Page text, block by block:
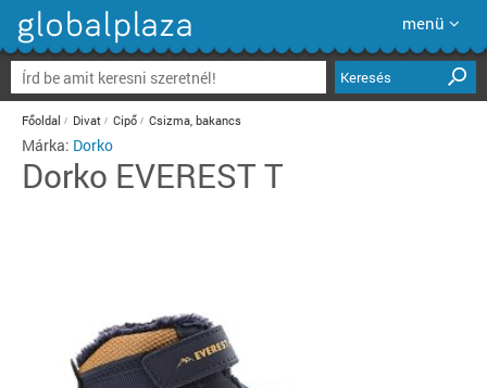
menü
Keresés
Főoldal Divat Cipő Csizma, bakancs
Márka: Dorko
Dorko EVEREST T